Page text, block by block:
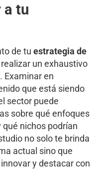
a tu
de tu estrategia de
un exhaustivo
. Examinar en
que está siendo
sector puede
sobre qué enfoques
nichos podrían
no solo te brinda
actual sino que
y destacar con